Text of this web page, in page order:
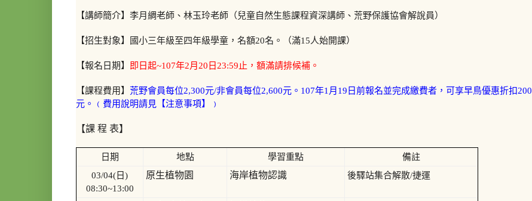
【講師簡介】李月綢老師、林玉玲老師（兒童自然生態課程資深講師、荒野保護協會解說員）
【招生對象】國小三年級至四年級學童，名額20名。（滿15人始開課）
【報名日期】 即日起~107年2月20日23:59止，額滿請排候補。
【課程費用】 荒野會員每位2,300元/非會員每位2,600元。107年1月19日前報名並完成繳費者，可享早鳥優惠折扣200
元。﹙費用說明請見【注意事項】﹚
【課 程 表】
日期 地點 學習重點
備註
03/04(日)
08:30~13:00
原生植物園 海岸植物認識 後驛站集合解散/捷運